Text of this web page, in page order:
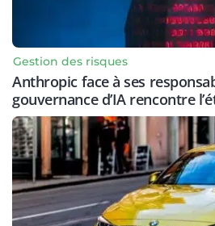
Gestion des risques
Anthropic face à ses
gouvernance d’IA rencontre